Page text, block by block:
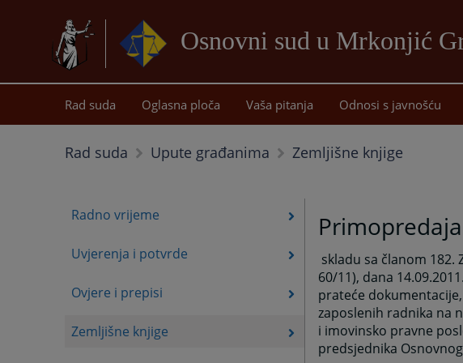
Osnovni sud u Mrkonjić
Rad suda Oglasna ploča Vaša pitanja Odnosi s javnošću
Rad suda Upute građanima Zemljišne knjige
Radno vrijeme
Uvjerenja i potvrde
Ovjere i prepisi
Zemljišne knjige
skladu sa članom 182.
60/11), dana
prateće
zaposlenih radnika na
i imovinsko pravne
predsjednika